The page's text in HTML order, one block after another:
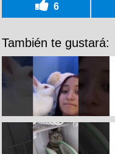
6
También te gustará: